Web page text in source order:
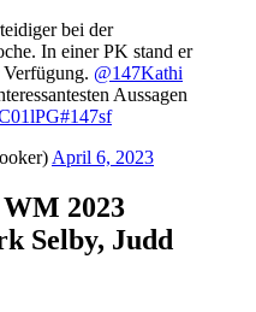
bei der
In einer PK stand er
@147Kathi
Aussagen
#147sf
April 6, 2023
2023
Selby, Judd